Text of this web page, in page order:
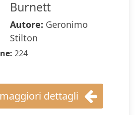
Burnett
Autore: Geronimo
Stilton
224
dettagli